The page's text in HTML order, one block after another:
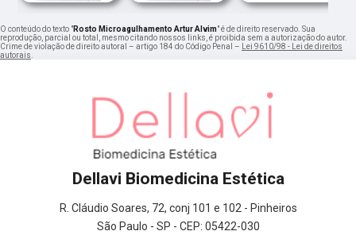
O conteúdo do texto "Rosto Microagulhamento Artur Alvim" é de direito reservado. Sua
reprodução, parcial ou total, mesmo citando nossos links, é proibida sem a autorização do autor.
Crime de violação de direito autoral – artigo 184 do Código Penal – Lei 9610/98 - Lei de direitos
autorais.
Dellavi Biomedicina Estética
R. Cláudio Soares, 72, conj 101 e 102 - Pinheiros
São Paulo - SP - CEP: 05422-030